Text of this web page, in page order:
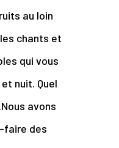
au loin
chants et
qui vous
nuit. Quel
avons
faire des